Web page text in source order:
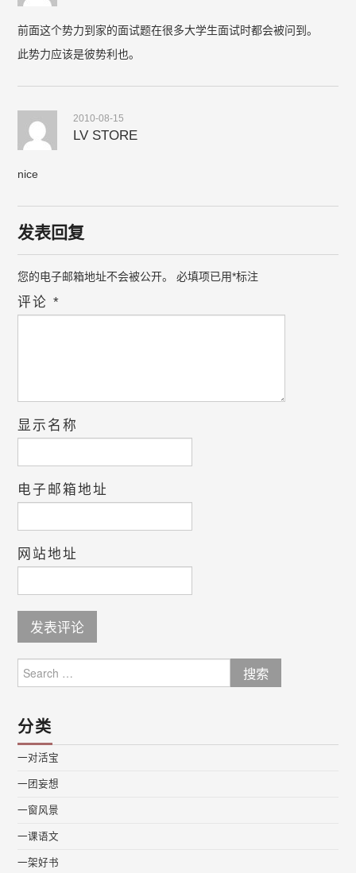
前面这个势力到家的面试题在很多大学生面试时都会被问到。
此势力应该是彼势利也。
2010-08-15
LV STORE
nice
发表回复
您的电子邮箱地址不会被公开。 必填项已用*标注
评论*
显示名称
电子邮箱地址
网站地址
for:
分类
一对活宝
一团妄想
一窗风景
一课语文
一架好书